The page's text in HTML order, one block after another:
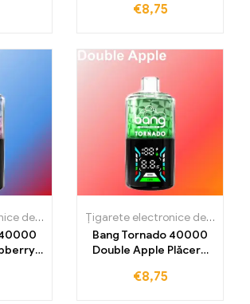
lămâie pentru 40000
€8,75
Țigarete electronice de unică folosință
Țigarete electronice de unică folosință
Bang Tornado 40000
Double Apple Plăcere
fructuozitate intensă
€8,75